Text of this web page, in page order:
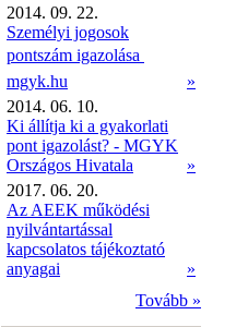
2014. 09. 22.
Személyi jogosok
pontszám igazolása 
mgyk.hu
»
2014. 06. 10.
Ki állítja ki a gyakorlati
pont igazolást? - MGYK
Országos Hivatala
»
2017. 06. 20.
Az AEEK működési
nyilvántartással
kapcsolatos tájékoztató
anyagai
»
Tovább »